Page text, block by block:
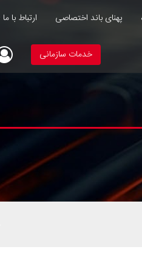
پهنای باند اختصاصی ارتباط با ما
خدمات سازمانی